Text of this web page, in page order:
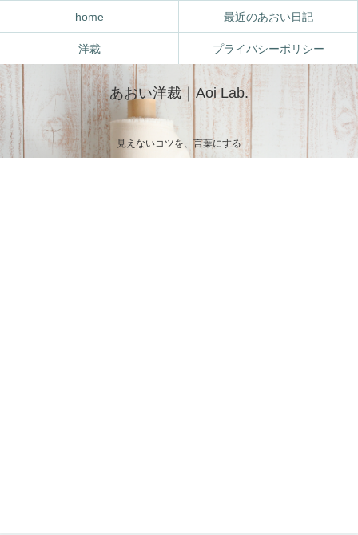
あおい洋裁｜Aoi Lab.
見えないコツを、言葉にする
home 最近のあおい日記
洋裁 プライバシーポリシー